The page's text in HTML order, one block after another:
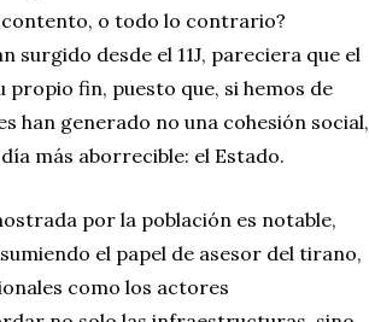
o todo lo contrario?
surgido desde el 11J, pareciera que el
fin, puesto que, si hemos de
han generado no una cohesión social,
más aborrecible: el Estado.
por la población es notable,
el papel de asesor del tirano,
como los actores